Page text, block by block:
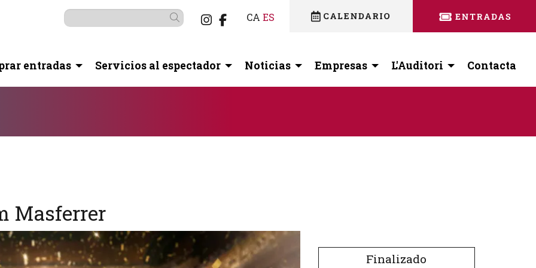
CA ES
Link a instagram
Link a facebook
Buscar
entradas Servicios al espectador Noticias Empresas L'Auditori Contacta
Masferrer
Finalizado